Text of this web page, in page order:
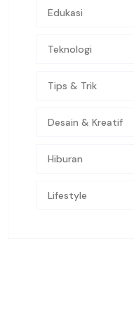
Edukasi
Teknologi
Tips & Trik
Desain & Kreatif
Hiburan
Lifestyle